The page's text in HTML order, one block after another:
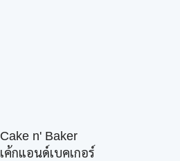
Cake n' Baker
เค้กแอนด์เบคเกอร์